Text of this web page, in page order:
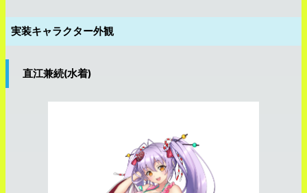
実装キャラクター外観
直江兼続(水着)